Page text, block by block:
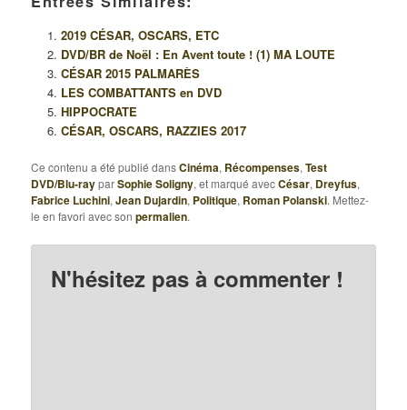
2019 CÉSAR, OSCARS, ETC
DVD/BR de Noël : En Avent toute ! (1) MA LOUTE
CÉSAR 2015 PALMARÈS
LES COMBATTANTS en DVD
HIPPOCRATE
CÉSAR, OSCARS, RAZZIES 2017
Ce contenu a été publié dansCinéma, Récompenses,Test
DVD/Blu-rayparSophie Soligny, et marqué avecCésar, Dreyfus,
Fabrice Luchini,Jean Dujardin, Politique, Roman Polanski. Mettez-
le en favori avec sonpermalien.
N'hésitez pas à commenter !